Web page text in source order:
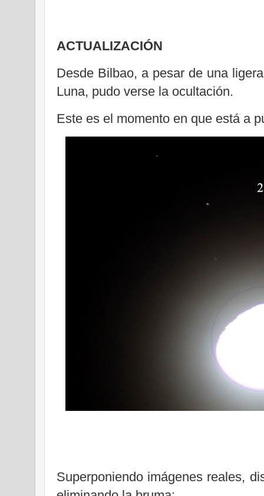
ACTUALIZACIÓN
Desde Bilbao, a pesar de una
Luna, pudo verse la ocultación.
Este es el momento en que está a
Superponiendo imágenes reales,